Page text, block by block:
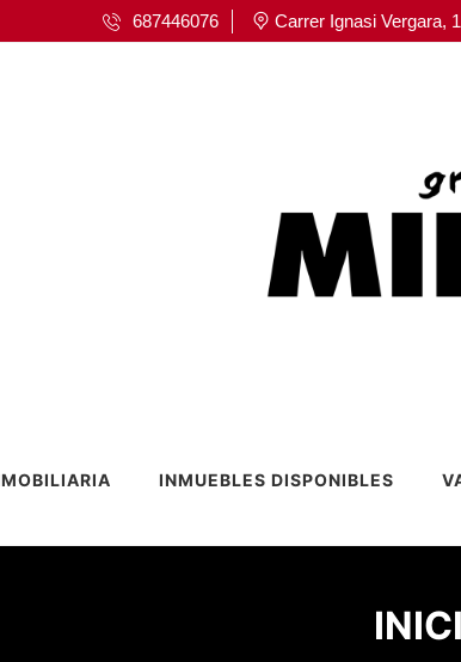
687446076 Carrer Ignasi Vergara,
INMUEBLES DISPONIBLES